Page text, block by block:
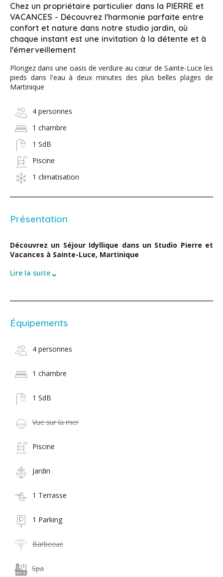
Chez un propriétaire particulier dans la PIERRE et
VACANCES - Découvrez l'harmonie parfaite entre
confort et nature dans notre studio jardin, où
chaque instant est une invitation à la détente et à
l'émerveillement
Plongez dans une oasis de verdure au cœur de Sainte-Luce les
pieds dans l'eau à deux minutes des plus belles plages de
Martinique
4 personnes
1 chambre
1 SdB
Piscine
1 climatisation
Présentation
Découvrez un Séjour Idyllique dans un Studio Pierre et
Vacances à Sainte-Luce, Martinique
Lire la suite⌄
Équipements
4 personnes
1 chambre
1 SdB
Vue sur la mer
Piscine
Jardin
1 Terrasse
1 Parking
Barbecue
Spa